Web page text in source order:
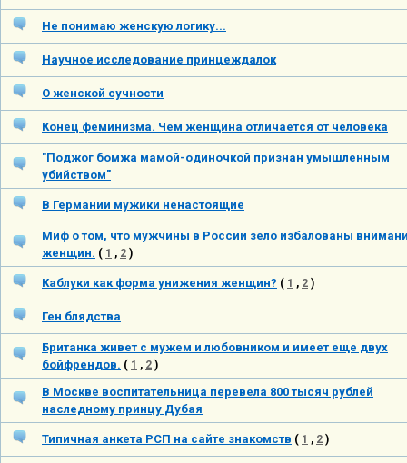
Не понимаю женскую логику...
Научное исследование принцеждалок
О женской сучности
Конец феминизма. Чем женщина отличается от человека
"Поджог бомжа мамой-одиночкой признан умышленным
убийством"
В Германии мужики ненастоящие
Миф о том, что мужчины в России зело избалованы
женщин. ( 1 , 2 )
Каблуки как форма унижения женщин? ( 1 , 2 )
Ген блядства
Британка живет с мужем и любовником и имеет еще двух
бойфрендов. ( 1 , 2 )
В Москве воспитательница перевела 800 тысяч рублей
наследному принцу Дубая
Типичная анкета РСП на сайте знакомств ( 1 , 2 )